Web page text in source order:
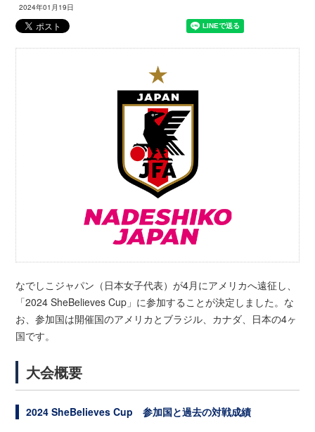
2024年01月19日
なでしこジャパン（日本女子代表）が4月にアメリカへ遠征し、
「2024 SheBelieves Cup」に参加することが決定しました。な
お、参加国は開催国のアメリカとブラジル、カナダ、日本の4ヶ
国です。
大会概要
2024 SheBelieves Cup 参加国と過去の対戦成績